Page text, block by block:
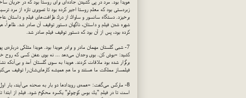
هویدا بود. مرد در پی كشیدن جاده‌ای برای روستا بود كه در جریان
زبردستی بود كه معلم روستا اجیر كرده بود تا تصویری تازه از
برخیزد. دستگاه سانسور و ساواك از درك ظرافت‌های فیلم و داستان
شهره شدن فیلم و داستان، ناگهان دستور توقیف آن صادر شد.
كرده بود، پس از آن بود كه دستور توقیف فیلم صادر شد.
7- شبی گلستان مهمان مادر و برادر هویدا بود. هویدا متلكی
كشید: «بوش كن. بوی وجدان می‌دهد ... نه بوی عفن كسی كه روح خود
برگزار شده بود ملاقات كردند. هویدا به سوی گلستان آمد و بی‌آنكه
فیلمساز مملكت ما هستند و ما هم همیشه كارهای‌شان را توقیف
8- ماركس می‌گفت: «همه‌ی رویدادها دو بار به صحنه می‌آیند، بار
است تا در فیلم "یك بوس كوچولو" یكسره محكوم شود. فیلم از